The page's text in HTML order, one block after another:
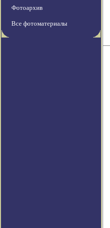
Фотоархив
Все фотоматериалы